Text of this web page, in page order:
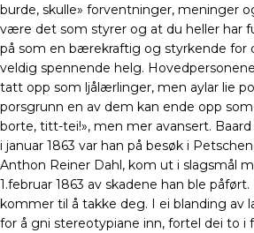
burde, skulle» forventninger, meninger
være det som styrer og at du heller har
på som en bærekraftig og styrkende for
veldig spennende helg.
tatt opp som ljålærlinger, men aylar lie
porsgrunn en av dem kan ende opp
borte, titt-tei!», men mer avansert.
i januar 1863 var han på besøk i
Anthon Reiner Dahl, kom ut i slagsmål
1.februar 1863 av skadene han ble
kommer til å takke deg. I ei blanding av
for å gni stereotypiane inn, fortel dei to i